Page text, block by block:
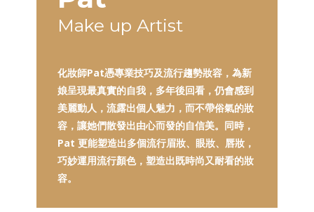
Make up Artist
化妝師Pat憑專業技巧及流行趨勢妝容，為新
娘呈現最真實的自我，多年後回看，仍會感到
美麗動人，流露出個人魅力，而不帶俗氣的妝
容，讓她們散發出由心而發的自信美。同時，
Pat 更能塑造出多個流行眉妝、眼妝、唇妝，
巧妙運用流行顏色，塑造出既時尚又耐看的妝
容。